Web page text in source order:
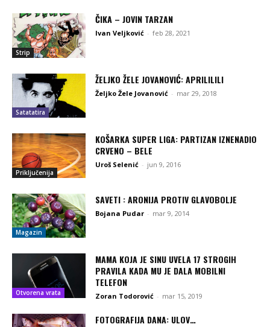
Strip
ČIKA – JOVIN TARZAN
Ivan Veljković - feb 28, 2021
Satatatira
ŽELJKO ŽELE JOVANOVIĆ: APRILILILI
Željko Žele Jovanović - mar 29, 2018
Priključenija
KOŠARKA SUPER LIGA: PARTIZAN IZNENADIO
CRVENO – BELE
Uroš Selenić - jun 9, 2016
Magazin
SAVETI : ARONIJA PROTIV GLAVOBOLJE
Bojana Pudar - mar 9, 2014
Otvorena vrata
MAMA KOJA JE SINU UVELA 17 STROGIH
PRAVILA KADA MU JE DALA MOBILNI
TELEFON
Zoran Todorović - mar 15, 2019
FOTOGRAFIJA DANA: ULOV…